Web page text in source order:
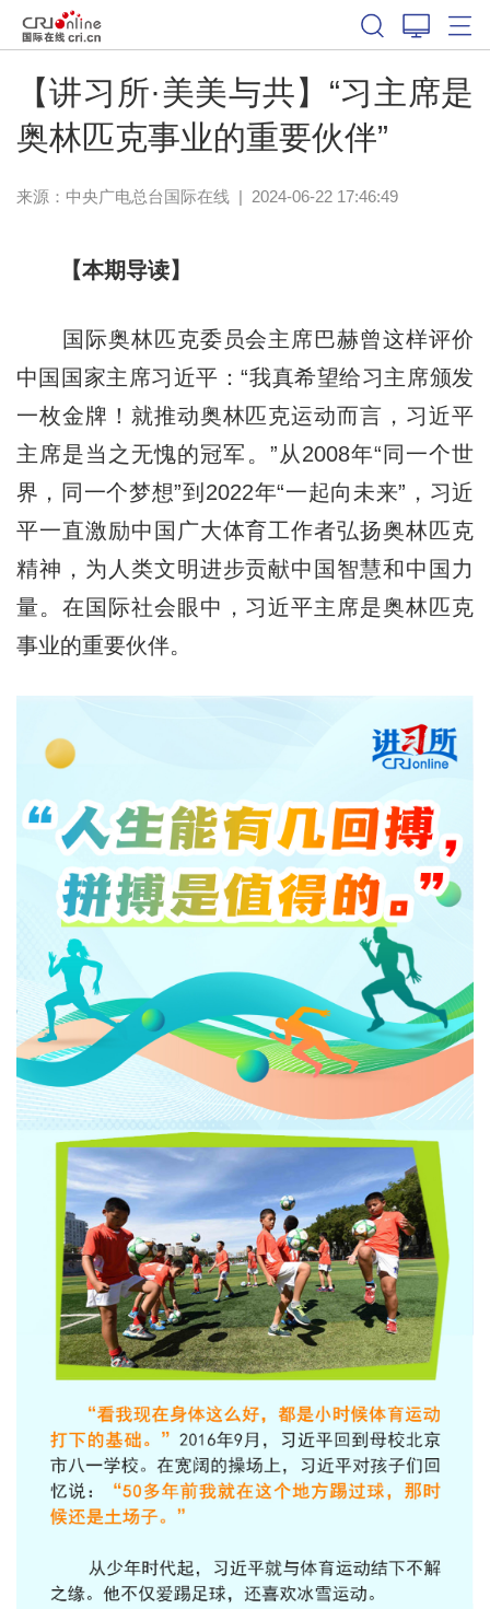
【讲习所·美美与共】“习主席是
奥林匹克事业的重要伙伴”
来源：中央广电总台国际在线| 2024-06-22 17:46:49
【本期导读】
国际奥林匹克委员会主席巴赫曾这样评价
中国国家主席习近平：“我真希望给习主席颁发
一枚金牌！就推动奥林匹克运动而言，习近平
主席是当之无愧的冠军。”从2008年“同一个世
界，同一个梦想”到2022年“一起向未来”，习近
平一直激励中国广大体育工作者弘扬奥林匹克
精神，为人类文明进步贡献中国智慧和中国力
量。在国际社会眼中，习近平主席是奥林匹克
事业的重要伙伴。